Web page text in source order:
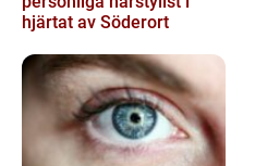
hjärtat av Söderort